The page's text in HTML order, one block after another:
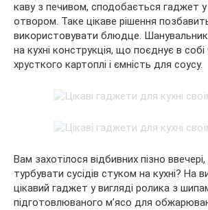
каву з печивом, сподобається гаджет у
отвором. Таке цікаве рішення
використовувати блюдце.
на кухні конструкція, що поєднує в
хрусткого картоплі і ємність для соусу.
Вам захотілося відбивних пізно
турбувати сусідів стуком на кухні? На
цікавий гаджет у вигляді ролика з
підготовлюваного м’ясо для